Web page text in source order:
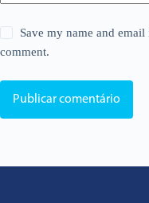
Save my name and
comment.
Publicar comentário